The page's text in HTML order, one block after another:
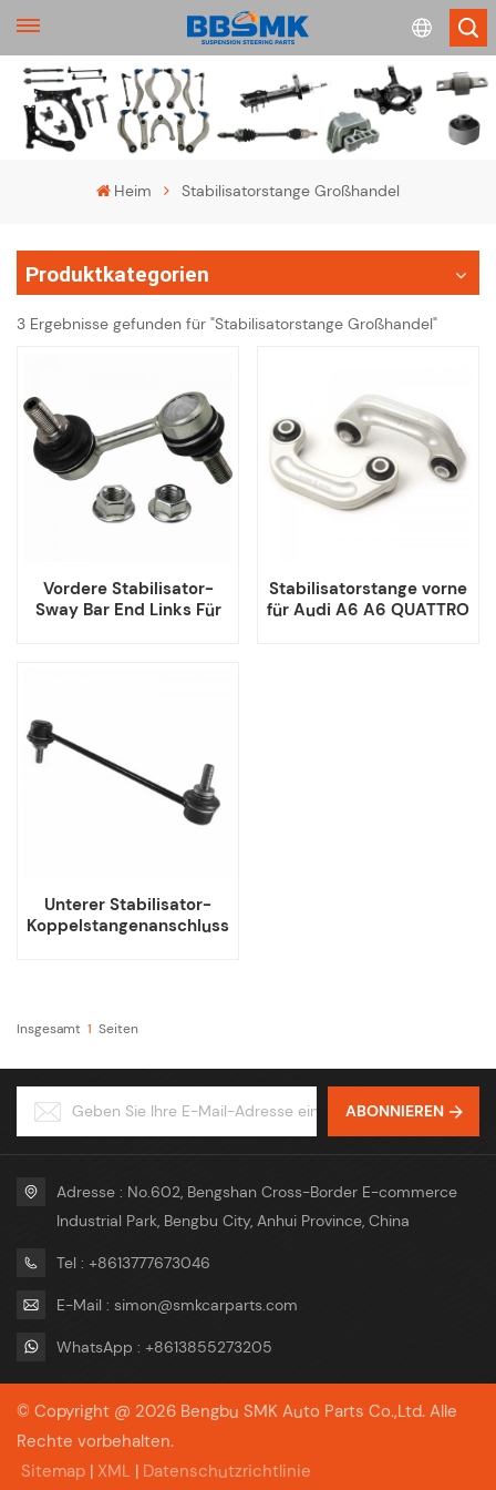
English
français
español
Heim Stabilisatorstange Großhandel
Produktkategorien
3 Ergebnisse gefunden für "Stabilisatorstange Großhandel"
Vordere Stabilisator-
Sway Bar End Links Für
Stabilisatorstange vorne
für Audi A6 A6 QUATTRO
Unterer Stabilisator-
Koppelstangenanschluss
Insgesamt 1 Seiten
ABONNIEREN
Adresse : No.602, Bengshan Cross-Border E-commerce
Industrial Park, Bengbu City, Anhui Province, China
Tel : +8613777673046
E-Mail : simon@smkcarparts.com
WhatsApp : +8613855273205
© Copyright @ 2026 Bengbu SMK Auto Parts Co.,Ltd. Alle
Rechte vorbehalten.
Sitemap | XML | Datenschutzrichtlinie